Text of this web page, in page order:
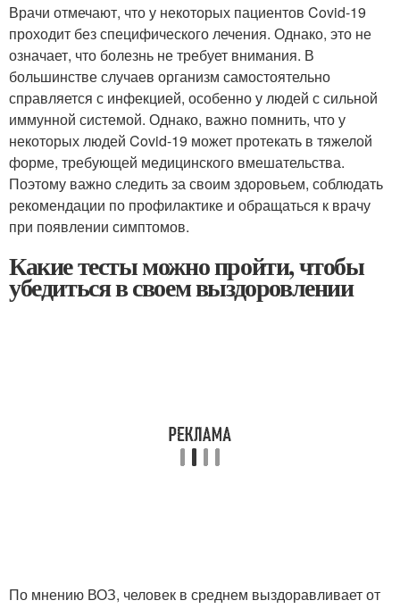
Врачи отмечают, что у некоторых пациентов Covid-19
проходит без специфического лечения. Однако, это не
означает, что болезнь не требует внимания. В
большинстве случаев организм самостоятельно
справляется с инфекцией, особенно у людей с сильной
иммунной системой. Однако, важно помнить, что у
некоторых людей Covid-19 может протекать в тяжелой
форме, требующей медицинского вмешательства.
Поэтому важно следить за своим здоровьем, соблюдать
рекомендации по профилактике и обращаться к врачу
при появлении симптомов.
Какие тесты можно пройти, чтобы
убедиться в своем выздоровлении
По мнению ВОЗ, человек в среднем выздоравливает от